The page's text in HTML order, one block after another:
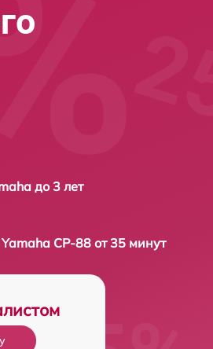
до 3 лет
Yamaha CP-88 от 35 минут